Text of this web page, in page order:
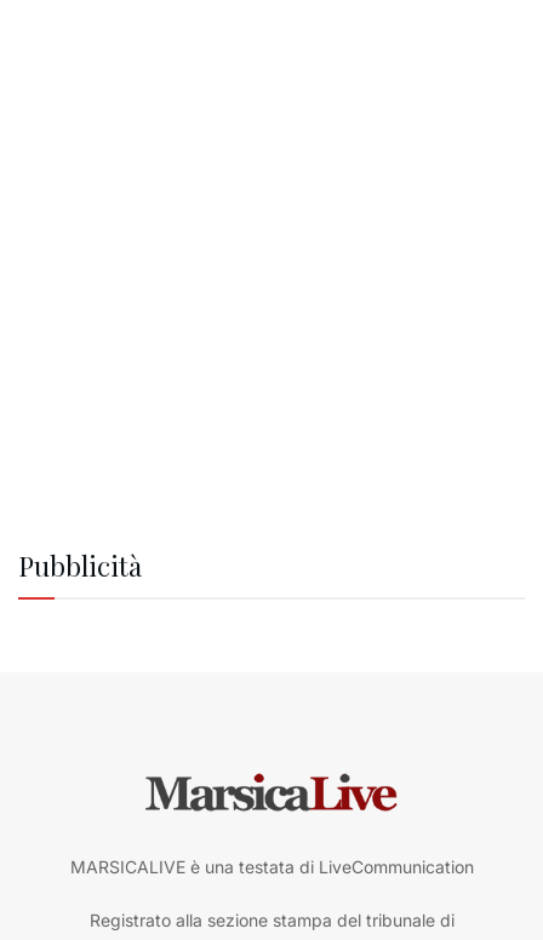
Pubblicità
MARSICALIVE è una testata di LiveCommunication
Registrato alla sezione stampa del tribunale di